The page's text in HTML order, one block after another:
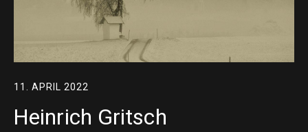
11. APRIL 2022
Heinrich Gritsch